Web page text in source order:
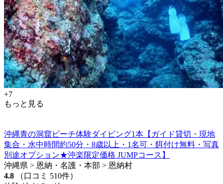
+7
もっと見る
沖縄青の洞窟ビーチ体験ダイビング1本【ガイド貸切・現地
集合・水中時間約50分・8歳以上・1名可・餌付け無料・写真
別途オプション★沖楽限定価格 JUMPコース】
沖縄県 > 恩納・名護・本部 > 恩納村
4.8
（口コミ 510件）